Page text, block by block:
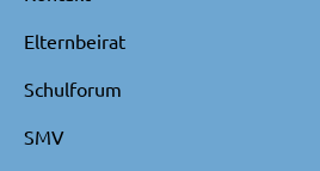
Elternbeirat
Schulforum
SMV